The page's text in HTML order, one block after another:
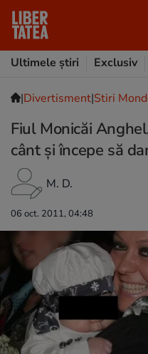
Ultimele știri
Exclusiv
|Divertisment|Stiri
Fiul Monicăi
cânt şi începe să
M. D.
06 oct. 2011, 04:48